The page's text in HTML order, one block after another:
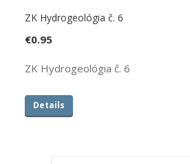
ZK Hydrogeológia č. 6
€0.95
ZK Hydrogeológia č. 6
Details